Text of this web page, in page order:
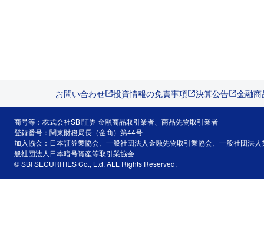
お問い合わせ 投資情報の免責事項 決算公告 金融
商号等：株式会社SBI証券 金融商品取引業者、商品先物取引業者
登録番号：関東財務局長（金商）第44号
加入協会：日本証券業協会、一般社団法人金融先物取引業協会、一般社団法
般社団法人日本暗号資産等取引業協会
© SBI SECURITIES Co., Ltd. ALL Rights Reserved.